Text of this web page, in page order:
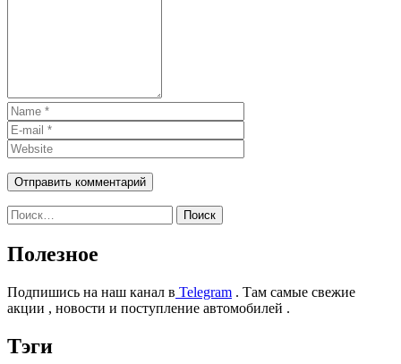
Найти:
Полезное
Подпишись на наш канал в Telegram . Там самые свежие
акции , новости и поступление автомобилей .
Тэги